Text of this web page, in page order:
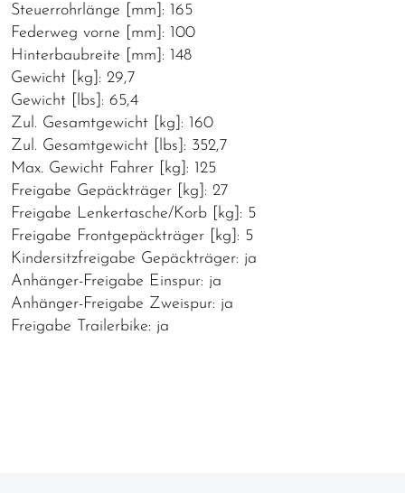
Steuerrohrlänge [mm]: 165
Federweg vorne [mm]: 100
Hinterbaubreite [mm]: 148
Gewicht [kg]: 29,7
Gewicht [lbs]: 65,4
Zul. Gesamtgewicht [kg]: 160
Zul. Gesamtgewicht [lbs]: 352,7
Max. Gewicht Fahrer [kg]: 125
Freigabe Gepäckträger [kg]: 27
Freigabe Lenkertasche/Korb [kg]: 5
Freigabe Frontgepäckträger [kg]: 5
Kindersitzfreigabe Gepäckträger: ja
Anhänger-Freigabe Einspur: ja
Anhänger-Freigabe Zweispur: ja
Freigabe Trailerbike: ja